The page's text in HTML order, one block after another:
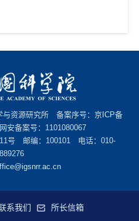
资源研究所 备案序号： 京ICP备
备案号：1101080067
11号 邮编：100101 电话：010-
系我们 所长信箱